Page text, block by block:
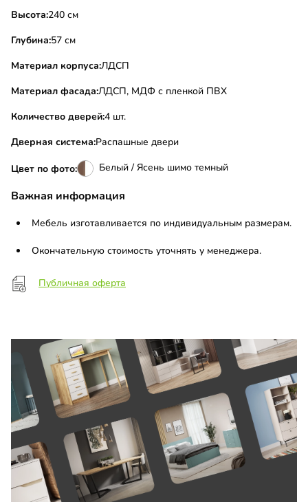
Высота:240 см
Глубина:57 см
Материал корпуса:ЛДСП
Материал фасада:ЛДСП, МДФ с пленкой ПВХ
Количество дверей:4 шт.
Дверная система:Распашные двери
Цвет по фото: Белый / Ясень шимо темный
Важная информация
Мебель изготавливается по индивидуальным размерам.
Окончательную стоимость уточнять у менеджера.
Публичная оферта